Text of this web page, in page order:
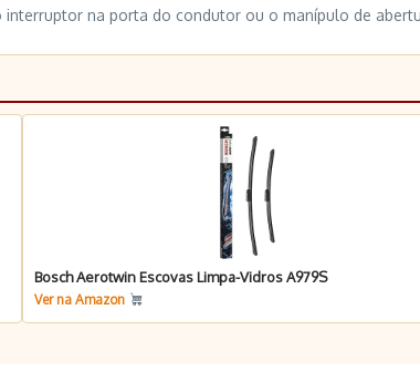
na porta do condutor ou o manípulo de
Bosch Aerotwin Escovas Limpa-Vidros A979S
Ver na Amazon